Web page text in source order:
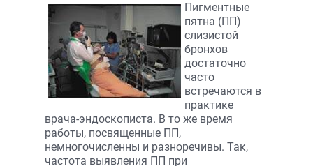
Пигментные
пятна (ПП)
слизистой
бронхов
достаточно
часто
встречаются в
практике
врача-эндоскописта. В то же время
работы, посвященные ПП,
немногочисленны и разноречивы. Так,
частота выявления ПП при